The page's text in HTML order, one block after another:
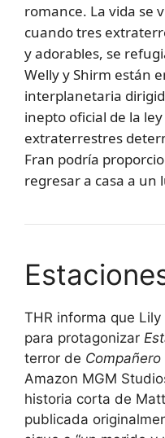
romance. La vida se
cuando tres
y adorables, se
Welly y Shirm están
interplanetaria
inepto oficial de la
extraterrestres
Fran podría
regresar a casa a un
THR informa que
para protagonizar
terror de Compañero
Amazon MGM
historia corta de
publicada